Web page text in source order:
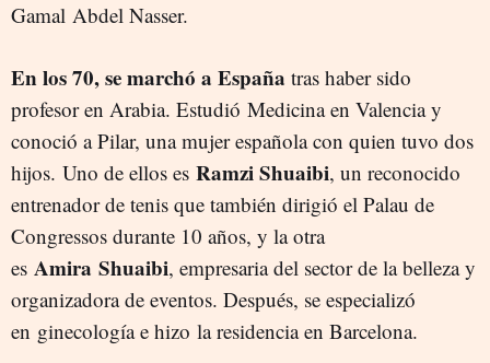
Gamal Abdel Nasser.
En los 70, se marchó a España tras haber sido
profesor en Arabia. Estudió Medicina en Valencia y
conoció a Pilar, una mujer española con quien tuvo dos
hijos. Uno de ellos es Ramzi Shuaibi, un reconocido
entrenador de tenis que también dirigió el Palau de
Congressos durante 10 años, y la otra
es Amira Shuaibi, empresaria del sector de la belleza y
organizadora de eventos. Después, se especializó
en ginecología e hizo la residencia en Barcelona.